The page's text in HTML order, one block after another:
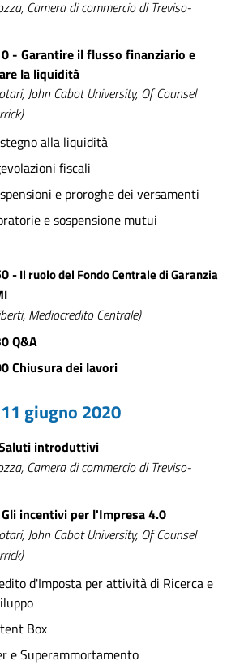
Camera di commercio di Treviso-
- Garantire il flusso finanziario e
la liquidità
John Cabot University, Of Counsel
alla liquidità
fiscali
e proroghe dei versamenti
e sospensione mutui
- Il ruolo del Fondo Centrale di Garanzia
Mediocredito Centrale)
Q&A
Chiusura dei lavori
giugno 2020
introduttivi
Camera di commercio di Treviso-
incentivi per l'Impresa 4.0
John Cabot University, Of Counsel
d'Imposta per attività di Ricerca e
Box
e Superammortamento